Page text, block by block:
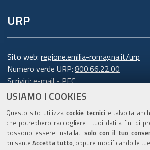
USIAMO I COOKIES
Questo sito utilizza cookie tecnici e talvolta
che potrebbero raccogliere i tuoi dati a fini di
possono essere installatisolo con il tuo
pulsanteAccetta tutto, oppure modificando le
URP
Sito web: regione.emilia-romagna.it/urp
Numero verde URP: 800.66.22.00
Scrivici:e-mail-PEC
Trasparenza
Amministrazione trasparente